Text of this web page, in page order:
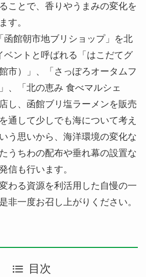
ことで、香りやうまみの変化を
す。
函館朝市地ブリショップ」を北
ベントと呼ばれる「はこだてグ
市）」、「さっぽろオータムフ
、「北の恵み 食べマルシェ
し、函館ブリ塩ラーメンを販売
通して少しでも海について考え
う思いから、海洋環境の変化な
うちわの配布や垂れ幕の設置な
信も行います。
わる資源を利活用した自慢の一
非一度お召し上がりください。
目次